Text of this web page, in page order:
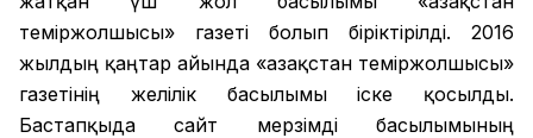
теміржолшысы» газеті болып біріктірілді. 2016
жылдың қаңтар айында «Қазақстан теміржолшысы»
газетінің желілік басылымы іске қосылды.
Бастапқыда сайт мерзімді басылымының